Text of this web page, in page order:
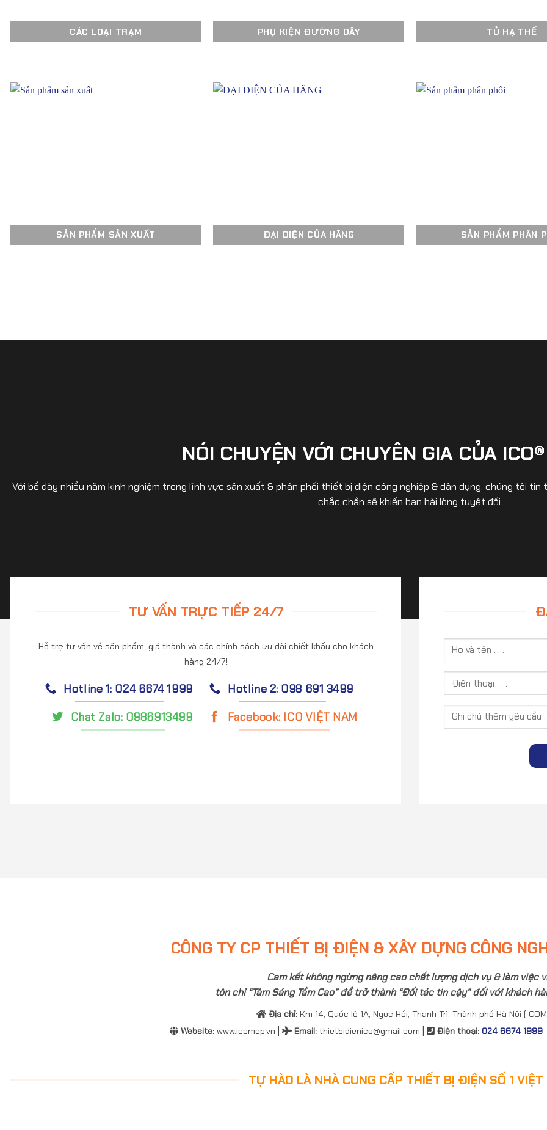
CÁC LOẠI TRẠM PHỤ KIỆN ĐƯỜNG DÂY TỦ HẠ THẾ
SẢN PHẨM SẢN XUẤT ĐẠI DIỆN CỦA HÃNG SẢN PHẨM PHÂN
NÓI CHUYỆN VỚI CHUYÊN GIA CỦA
Với bề dày nhiều năm kinh nghiệm trong lĩnh vực sản xuất & phân phối thiết bị điện công nghiệp & dân dụng, chúng tôi
chắc chắn sẽ khiến bạn hài lòng tuyệt đối.
TƯ VẤN TRỰC TIẾP 24/7
Hỗ trợ tư vấn về sản phẩm, giá thành và các chính sách ưu đãi chiết khấu cho khách
hàng 24/7!
Hotline 1: 024 6674 1999
Hotline 2: 098 691 3499
Chat Zalo: 0986913499
Facebook: ICO VIỆT NAM
CÔNG TY CP THIẾT BỊ ĐIỆN & XÂY DỰNG CÔNG
Cam kết không ngừng nâng cao chất lượng dịch vụ & làm việc
tôn chỉ “Tâm Sáng Tầm Cao” để trở thành “Đối tác tin cậy” đối với khách
Địa chỉ:Km 14, Quốc lộ 1A, Ngọc Hồi, Thanh Trì, Thành phố Hà Nội (
Website:www.icomep.vn Email:thietbidienico@gmail.com Điện thoại: 024 6674 1999
TỰ HÀO LÀ NHÀ CUNG CẤP THIẾT BỊ ĐIỆN SỐ 1 VIỆT